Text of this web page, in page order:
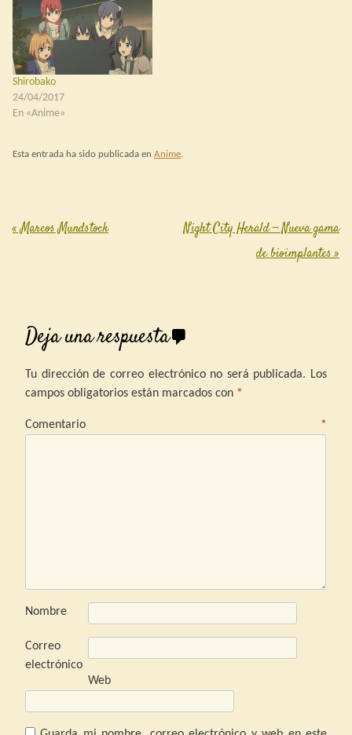
proporciones colosales donde
los dos chavales…
Shirobako
24/04/2017
En «Anime»
Esta entrada ha sido publicada en Anime.
Post navigation
«Marcos Mundstock
Night City Herald — Nueva gama
de bioimplantes»
Deja una respuesta
Tu dirección de correo electrónico no será publicada. Los
campos obligatorios están marcados con *
Comentario *
Nombre
Correo
electrónico
Web